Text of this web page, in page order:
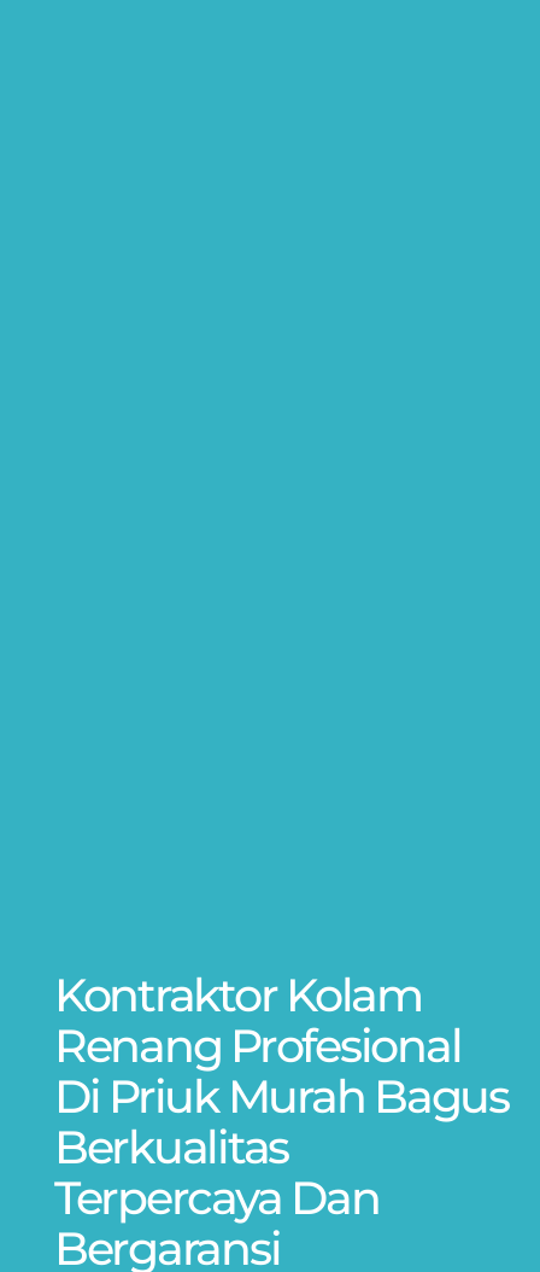
Kontraktor Kolam
Renang Profesional
Di Priuk Murah Bagus
Berkualitas
Terpercaya Dan
Bergaransi